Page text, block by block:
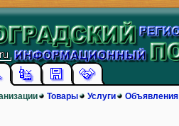
Товары Услуги Объявления